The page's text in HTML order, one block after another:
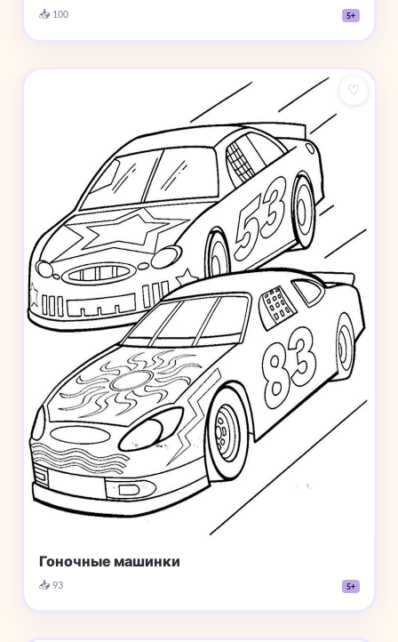
📥 100 5+
♡
Гоночные машинки
📥 93 5+